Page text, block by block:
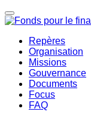
Repères
Organisation
Missions
Gouvernance
Documents
Focus
FAQ